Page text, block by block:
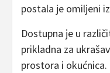
postala je omiljeni
Dostupna je u
prikladna za
prostora i okućnica.